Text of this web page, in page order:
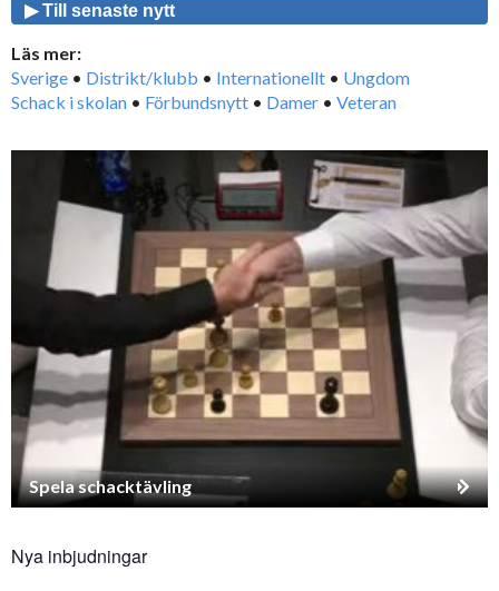
▶ Till senaste nytt
Läs mer:
Sverige • Distrikt/klubb • Internationellt • Ungdom
Schack i skolan • Förbundsnytt • Damer • Veteran
Spela schacktävling
Nya inbjudningar